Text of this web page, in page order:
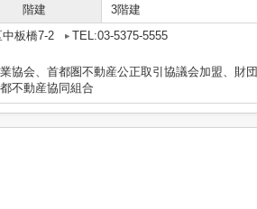
階建 3階建
板橋7-2
TEL:03-5375-5555
会、首都圏不動産公正取引協議会加盟、財団
不動産協同組合